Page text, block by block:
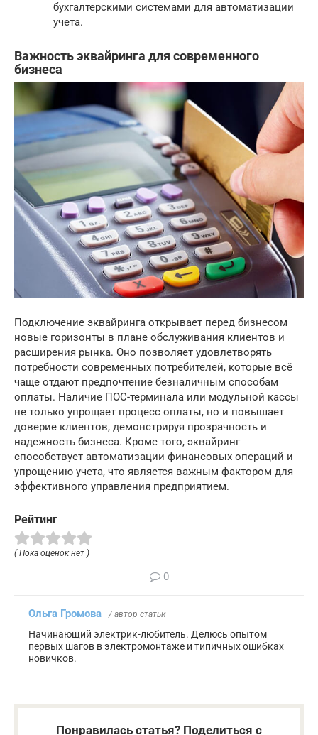
бухгалтерскими системами для автоматизации
учета.
Важность эквайринга для современного
бизнеса
Подключение эквайринга открывает перед бизнесом
новые горизонты в плане обслуживания клиентов и
расширения рынка. Оно позволяет удовлетворять
потребности современных потребителей, которые всё
чаще отдают предпочтение безналичным способам
оплаты. Наличие ПОС-терминала или модульной кассы
не только упрощает процесс оплаты, но и повышает
доверие клиентов, демонстрируя прозрачность и
надежность бизнеса. Кроме того, эквайринг
способствует автоматизации финансовых операций и
упрощению учета, что является важным фактором для
эффективного управления предприятием.
Рейтинг
( Пока оценок нет )
0
Ольга Громова / автор статьи
Начинающий электрик-любитель. Делюсь опытом
первых шагов в электромонтаже и типичных ошибках
новичков.
Понравилась статья? Поделиться с